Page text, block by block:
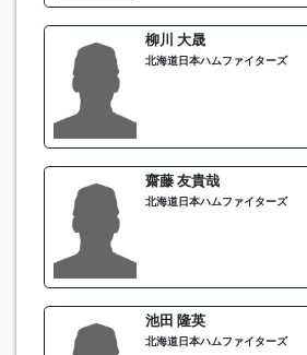
柳川 大晟
北海道日本ハムファイターズ
齋藤 友貴哉
北海道日本ハムファイターズ
池田 隆英
北海道日本ハムファイターズ